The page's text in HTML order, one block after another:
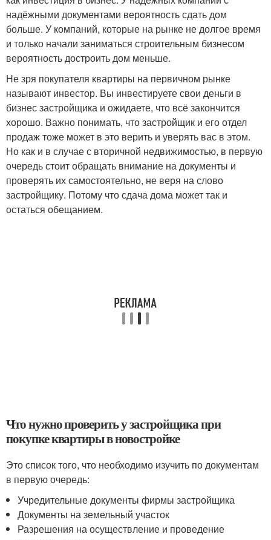
надёжными документами вероятность сдать дом
больше. У компаний, которые на рынке не долгое время
и только начали заниматься строительным бизнесом
вероятность достроить дом меньше.
Не зря покупателя квартиры на первичном рынке
называют инвестор. Вы инвестируете свои деньги в
бизнес застройщика и ожидаете, что всё закончится
хорошо. Важно понимать, что застройщик и его отдел
продаж тоже может в это верить и уверять вас в этом.
Но как и в случае с вторичной недвижимостью, в первую
очередь стоит обращать внимание на документы и
проверять их самостоятельно, не веря на слово
застройщику. Потому что сдача дома может так и
остаться обещанием.
Что нужно проверить у застройщика при
покупке квартиры в новостройке
Это список того, что необходимо изучить по документам
в первую очередь:
Учредительные документы фирмы застройщика
Документы на земельный участок
Разрешения на осуществление и проведение